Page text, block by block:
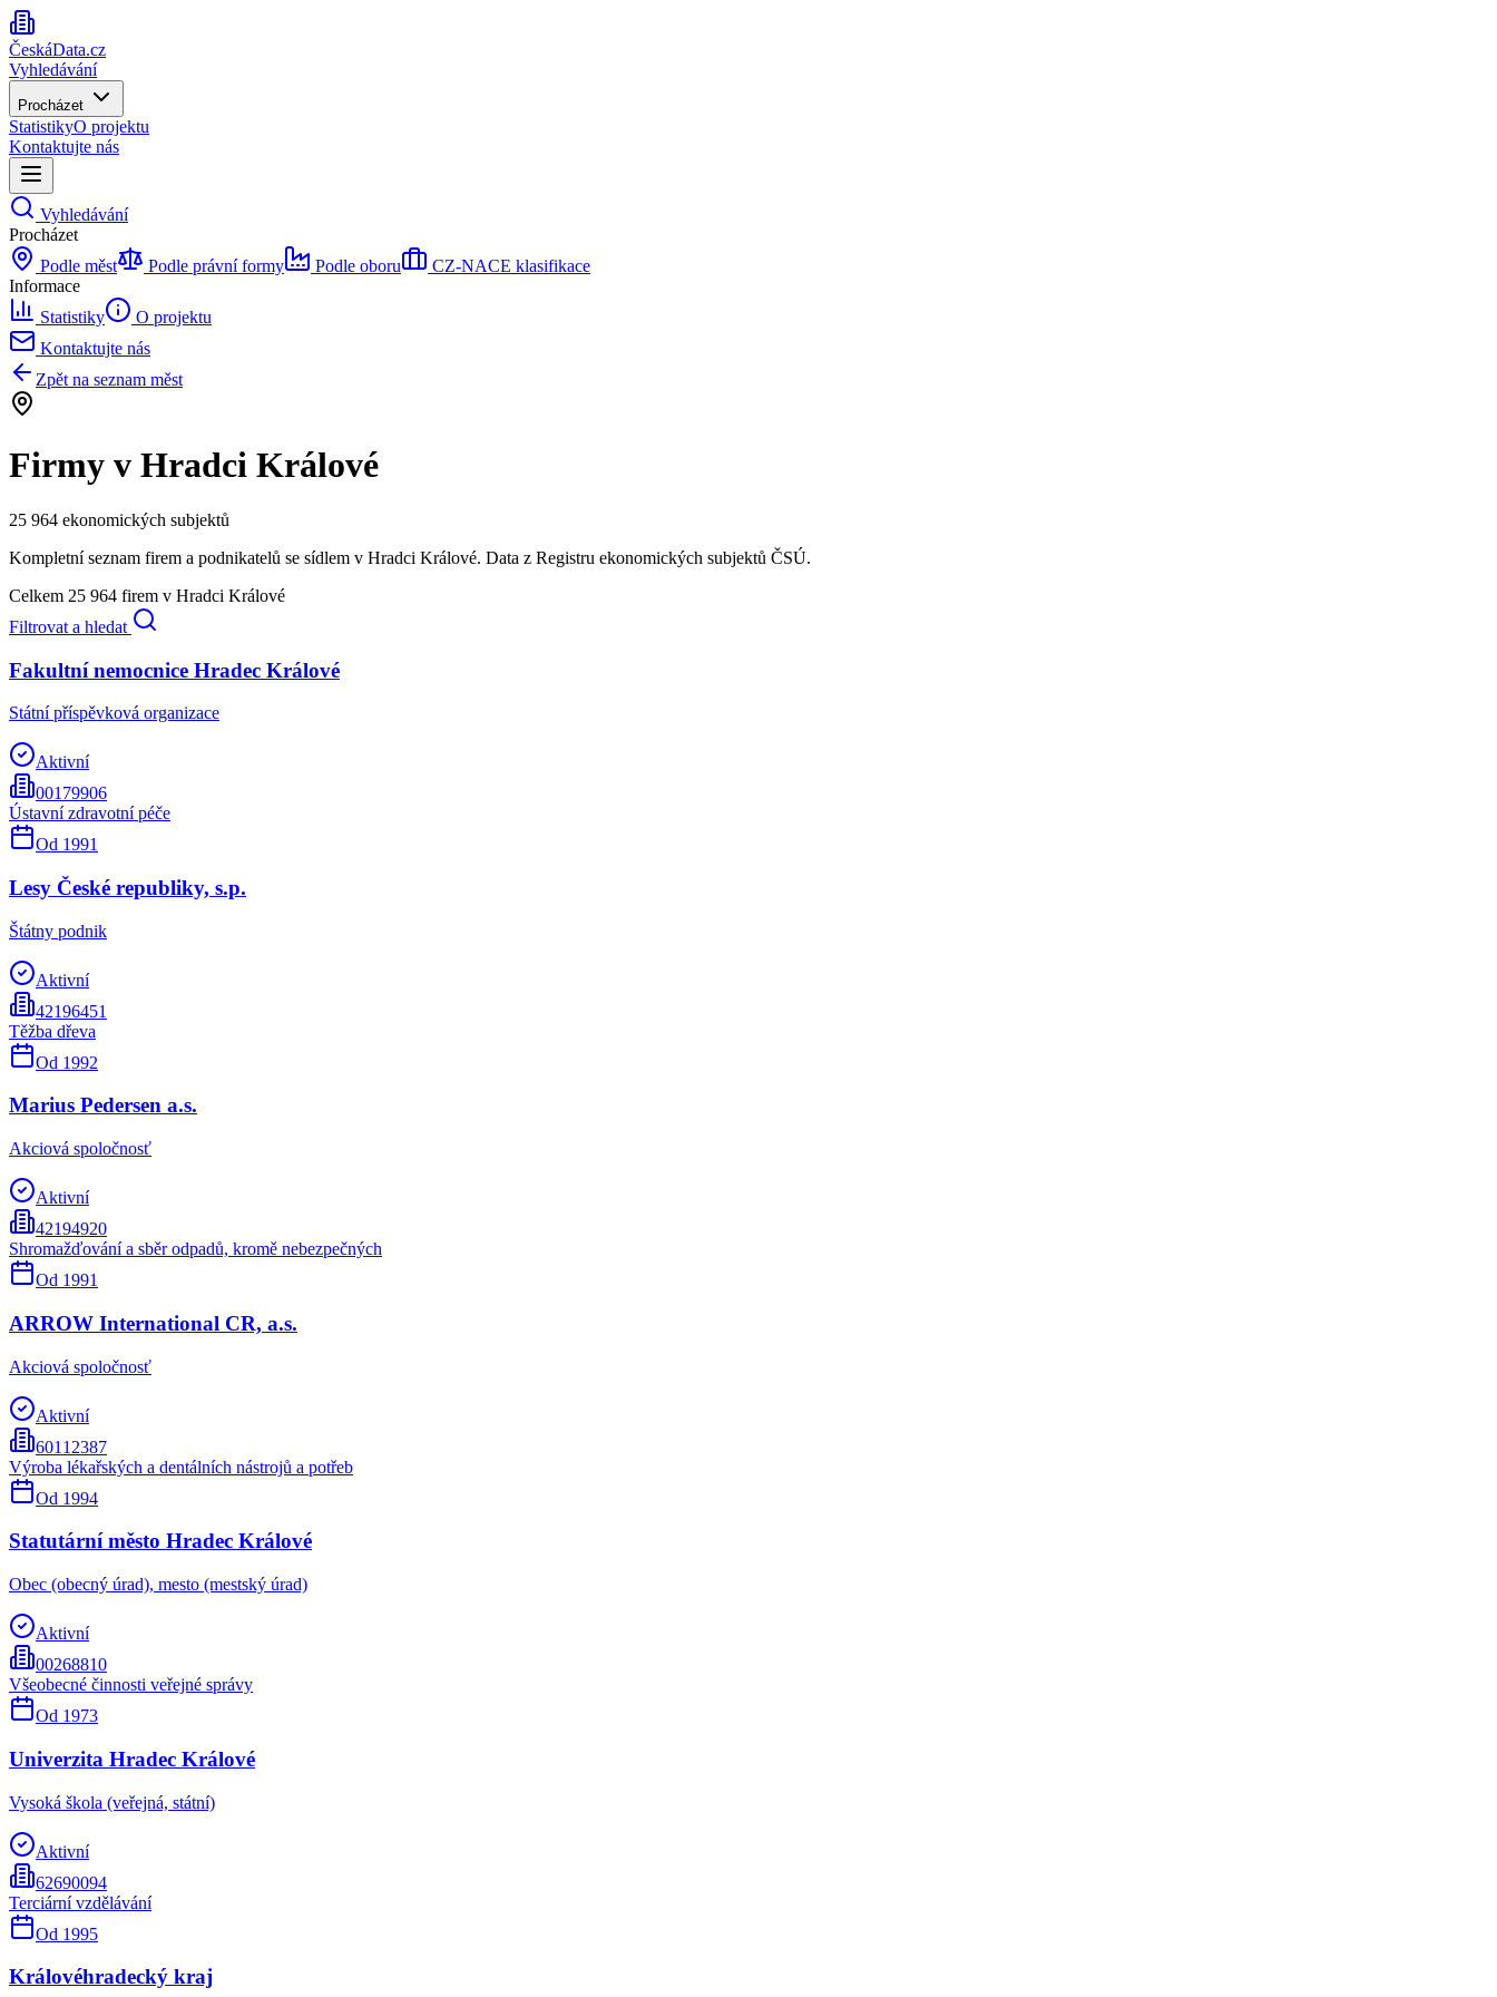
ČeskáData.cz
Vyhledávání
Procházet
StatistikyO projektu
Kontaktujte nás
Vyhledávání
Procházet
Podle měst
Podle právní formy Podle oboru
CZ-NACE klasifikace
Informace
Statistiky
O projektu
Kontaktujte nás
Zpět na seznam měst
Firmy v Hradci Králové
25 964 ekonomických subjektů
Kompletní seznam firem a podnikatelů se sídlem v Hradci Králové. Data z Registru ekonomických subjektů ČSÚ.
Celkem 25 964 firem v Hradci Králové
Filtrovat a hledat
Fakultní nemocnice Hradec Králové
Státní příspěvková organizace
Aktivní
00179906
Ústavní zdravotní péče
Od 1991
Lesy České republiky, s.p.
Štátny podnik
Aktivní
42196451
Těžba dřeva
Od 1992
Marius Pedersen a.s.
Akciová spoločnosť
Aktivní
42194920
Shromažďování a sběr odpadů, kromě nebezpečných
Od 1991
ARROW International CR, a.s.
Akciová spoločnosť
Aktivní
60112387
Výroba lékařských a dentálních nástrojů a potřeb
Od 1994
Statutární město Hradec Králové
Obec (obecný úrad), mesto (mestský úrad)
Aktivní
00268810
Všeobecné činnosti veřejné správy
Od 1973
Univerzita Hradec Králové
Vysoká škola (veřejná, státní)
Aktivní
62690094
Terciární vzdělávání
Od 1995
Královéhradecký kraj